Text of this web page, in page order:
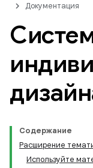
Документация
Содержание
Расширение
Используйте